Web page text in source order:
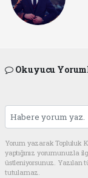
Okuyucu
Yorum yazarak Topluluk
yaptığınız yorumunuzla
üstleniyorsunuz. Yazılan
tutulamaz.